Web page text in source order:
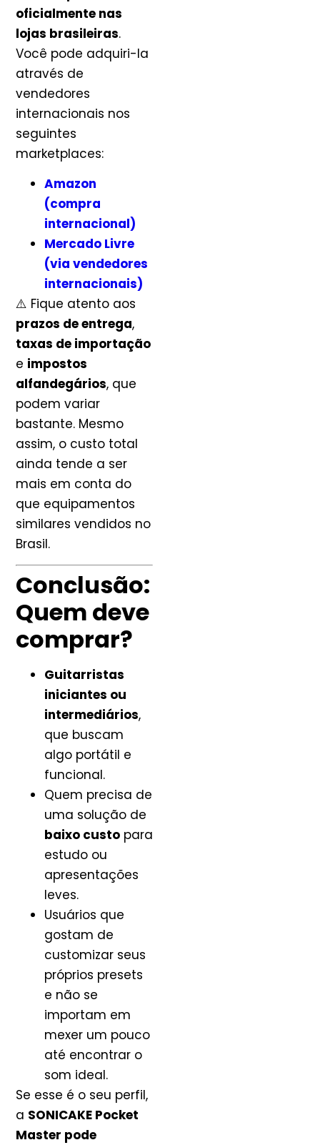
oficialmente nas
lojas brasileiras.
Você pode adquiri-la
através de
vendedores
internacionais nos
seguintes
marketplaces:
Amazon
(compra
internacional)
Mercado Livre
(via vendedores
internacionais)
⚠️ Fique atento aos
prazos de entrega,
taxas de importação
e impostos
alfandegários, que
podem variar
bastante. Mesmo
assim, o custo total
ainda tende a ser
mais em conta do
que equipamentos
similares vendidos no
Brasil.
Conclusão:
Quem deve
comprar?
Guitarristas
iniciantes ou
intermediários,
que buscam
algo portátil e
funcional.
Quem precisa de
uma solução de
baixo custo para
estudo ou
apresentações
leves.
Usuários que
gostam de
customizar seus
próprios presets
e não se
importam em
mexer um pouco
até encontrar o
som ideal.
Se esse é o seu perfil,
a SONICAKE Pocket
Master pode